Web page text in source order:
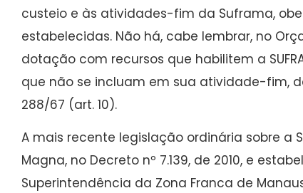
custeio e às atividades-fim da Suframa,
estabelecidas. Não há, cabe lembrar, no
dotação com recursos que habilitem a
que não se incluam em sua atividade-fim,
288/67 (art. 10).
A mais recente legislação ordinária sobre a
Magna, no Decreto nº 7.139, de 2010, e
Superintendência da Zona Franca de